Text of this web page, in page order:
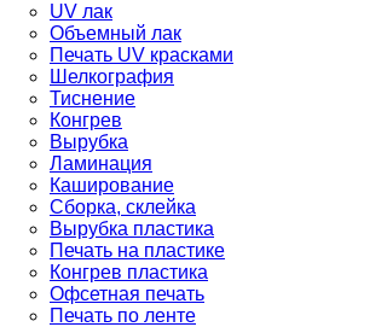
UV лак
Объемный лак
Печать UV красками
Шелкография
Тиснение
Конгрев
Вырубка
Ламинация
Каширование
Сборка, склейка
Вырубка пластика
Печать на пластике
Конгрев пластика
Офсетная печать
Печать по ленте